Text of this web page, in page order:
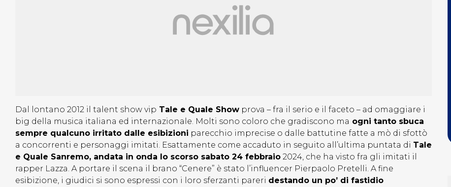
Dal lontano 2012 il talent show vip Tale e Quale Show prova – fra il serio e il faceto – ad omaggiare i
big della musica italiana ed internazionale. Molti sono coloro che gradiscono ma ogni tanto sbuca
sempre qualcuno irritato dalle esibizioni parecchio imprecise o dalle battutine fatte a mò di sfottò
a concorrenti e personaggi imitati. Esattamente come accaduto in seguito all’ultima puntata di Tale
e Quale Sanremo, andata in onda lo scorso sabato 24 febbraio 2024, che ha visto fra gli imitati il
rapper Lazza. A portare il scena il brano “Cenere” è stato l’influencer Pierpaolo Pretelli. A fine
esibizione, i giudici si sono espressi con i loro sferzanti pareri destando un po’ di fastidio